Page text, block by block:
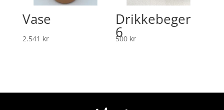
Vase
2.541 kr
Drikkebeger
6
500 kr